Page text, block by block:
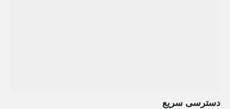
دسترسی سریع